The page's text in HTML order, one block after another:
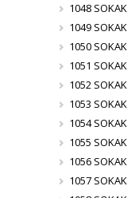
1048 SOKAK
1049 SOKAK
1050 SOKAK
1051 SOKAK
1052 SOKAK
1053 SOKAK
1054 SOKAK
1055 SOKAK
1056 SOKAK
1057 SOKAK